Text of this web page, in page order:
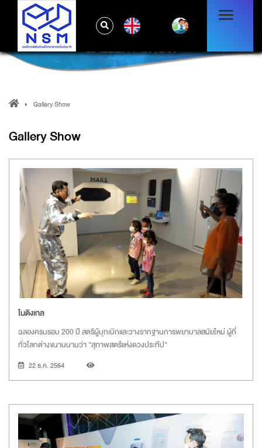
GALLERY SHOW
Gallery Show
Gallery Show
ไนติงเกล
ฉลองครบรอบ 200 ปี สตรีผู้บุกเบิกและวางรากฐานการพยาบาลสมัยใหม่ ผู้ที่
ทั่วโลกต่างขนานนามว่า "สุภาพสตรีแห่งดวงประทีป"
22 ธ.ค. 2564